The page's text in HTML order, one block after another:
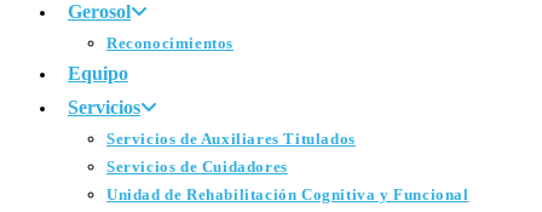
Gerosol
Reconocimientos
Equipo
Servicios
Servicios de Auxiliares Titulados
Servicios de Cuidadores
Unidad de Rehabilitación Cognitiva y Funcional